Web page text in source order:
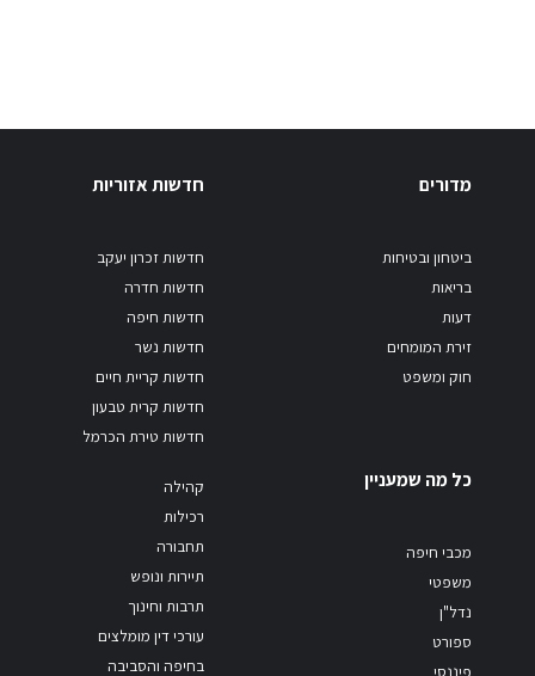
מדורים
ביטחון ובטיחות
בריאות
דעות
זירת המומחים
חוק ומשפט
חדשות אזוריות
חדשות זכרון יעקב
חדשות חדרה
חדשות חיפה
חדשות נשר
חדשות קריית חיים
חדשות קרית טבעון
חדשות טירת הכרמל
כל מה שמעניין
מכבי חיפה
משפטי
נדל"ן
ספורט
פיננסי
קהילה
רכילות
תחבורה
תיירות ונופש
תרבות וחינוך
עורכי דין מומלצים
בחיפה והסביבה